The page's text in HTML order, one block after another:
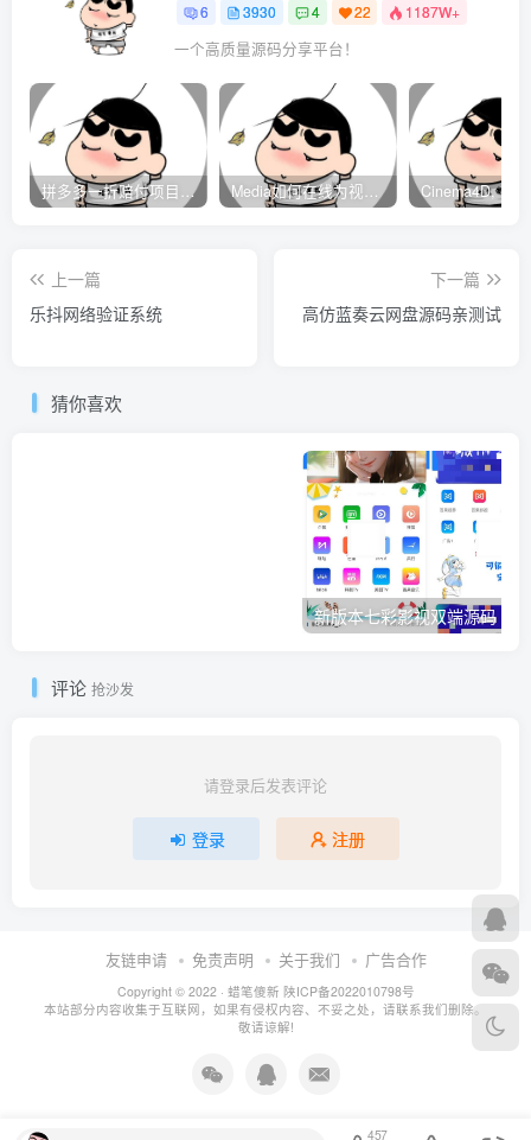
6 3930 4 22 1187W+
一个高质量源码分享平台！
拼多多一折赔付项目是怎么操作的？ Media如何在线为视频自动添加字幕？
上一篇
乐抖网络验证系统
下一篇
高仿蓝奏云网盘源码亲测试
猜你喜欢
评论 抢沙发
请登录后发表评论
登录 注册
友链申请 免责声明 关于我们 广告合作
Copyright © 2022 · 蜡笔傻新 陕ICP备2022010798号
本站部分内容收集于互联网，如果有侵权内容、不妥之处，请联系我们删除。
敬请谅解!
457